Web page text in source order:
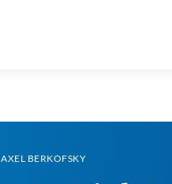
AXEL BERKOFSKY